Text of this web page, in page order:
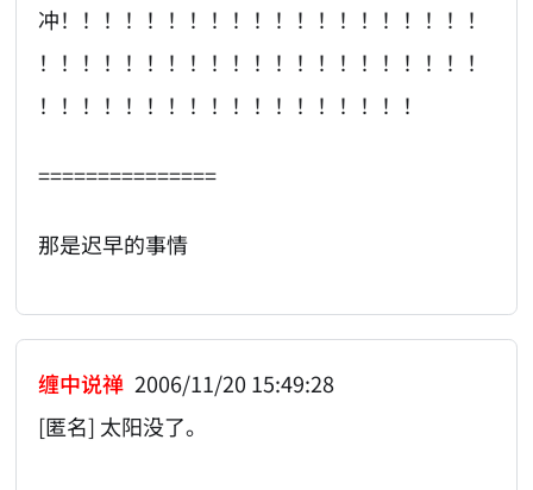
冲！！！！！！！！！！！！！！！！！！！！
！！！！！！！！！！！！！！！！！！！！！
！！！！！！！！！！！！！！！！！！
===============
那是迟早的事情
缠中说禅 2006/11/20 15:49:28
[匿名] 太阳没了。